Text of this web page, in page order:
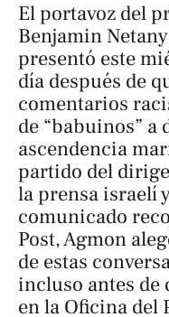
El portavoz del
Benjamin
presentó este
día después de
comentarios
de “babuinos” a
ascendencia
partido del
la prensa israelí
comunicado
Post, Agmon
de estas
incluso antes de
en la Oficina del